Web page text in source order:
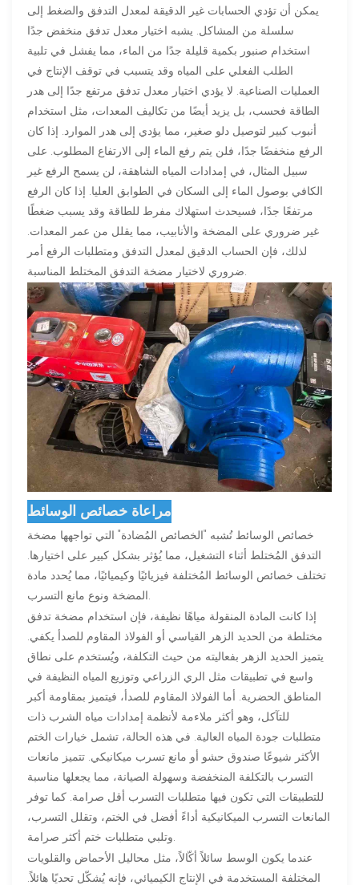
يمكن أن تؤدي الحسابات غير الدقيقة لمعدل التدفق والضغط إلى
سلسلة من المشاكل. يشبه اختيار معدل تدفق منخفض جدًا
استخدام صنبور بكمية قليلة جدًا من الماء، مما يفشل في تلبية
الطلب الفعلي على المياه وقد يتسبب في توقف الإنتاج في
العمليات الصناعية. لا يؤدي اختيار معدل تدفق مرتفع جدًا إلى هدر
الطاقة فحسب، بل يزيد أيضًا من تكاليف المعدات، مثل استخدام
أنبوب كبير لتوصيل دلو صغير، مما يؤدي إلى هدر الموارد. إذا كان
الرفع منخفضًا جدًا، فلن يتم رفع الماء إلى الارتفاع المطلوب. على
سبيل المثال، في إمدادات المياه الشاهقة، لن يسمح الرفع غير
الكافي بوصول الماء إلى السكان في الطوابق العليا. إذا كان الرفع
مرتفعًا جدًا، فسيحدث استهلاك مفرط للطاقة وقد يسبب ضغطًا
غير ضروري على المضخة والأنابيب، مما يقلل من عمر المعدات.
لذلك، فإن الحساب الدقيق لمعدل التدفق ومتطلبات الرفع أمر
ضروري لاختيار مضخة التدفق المختلط المناسبة.
مراعاة خصائص الوسائط
خصائص الوسائط تُشبه "الخصائص المُضادة" التي تواجهها مضخة
التدفق المُختلط أثناء التشغيل، مما يُؤثر بشكل كبير على اختيارها.
تختلف خصائص الوسائط المُختلفة فيزيائيًا وكيميائيًا، مما يُحدد مادة
المضخة ونوع مانع التسرب.
إذا كانت المادة المنقولة مياهًا نظيفة، فإن استخدام مضخة تدفق
مختلطة من الحديد الزهر القياسي أو الفولاذ المقاوم للصدأ يكفي.
يتميز الحديد الزهر بفعاليته من حيث التكلفة، ويُستخدم على نطاق
واسع في تطبيقات مثل الري الزراعي وتوزيع المياه النظيفة في
المناطق الحضرية. أما الفولاذ المقاوم للصدأ، فيتميز بمقاومة أكبر
للتآكل، وهو أكثر ملاءمة لأنظمة إمدادات مياه الشرب ذات
متطلبات جودة المياه العالية. في هذه الحالة، تشمل خيارات الختم
الأكثر شيوعًا صندوق حشو أو مانع تسرب ميكانيكي. تتميز مانعات
التسرب بالتكلفة المنخفضة وسهولة الصيانة، مما يجعلها مناسبة
للتطبيقات التي تكون فيها متطلبات التسرب أقل صرامة. كما توفر
المانعات التسرب الميكانيكية أداءً أفضل في الختم، وتقلل التسرب،
وتلبي متطلبات ختم أكثر صرامة.
عندما يكون الوسط سائلاً أكّالاً، مثل محاليل الأحماض والقلويات
المختلفة المستخدمة في الإنتاج الكيميائي، فإنه يُشكّل تحديًا هائلاً.